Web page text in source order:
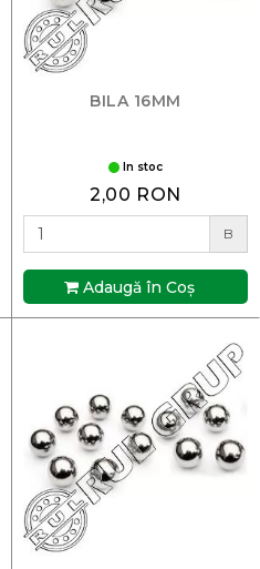
BILA 16MM
In stoc
2,00 RON
B
Adaugă în Coş